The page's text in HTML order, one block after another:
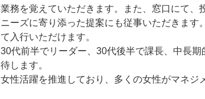
業務を覚えていただきます。また、窓口にて、
ニーズに寄り添った提案にも従事いただきます
て入行いただけます。
30代前半でリーダー、30代後半で課長、中長
待します。
女性活躍を推進しており、多くの女性がマネジ